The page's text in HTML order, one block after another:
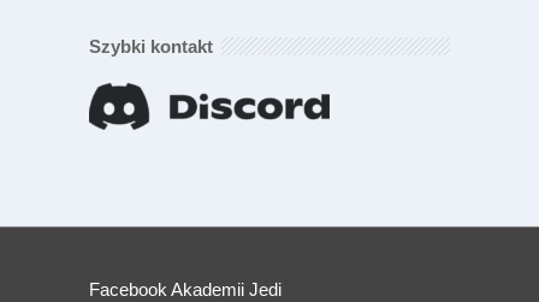
Szybki kontakt
Facebook Akademii Jedi